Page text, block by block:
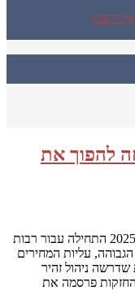
חשבון
להפוך את
כשנדל"ן, שוק ההון ושערי מטבע נפגשים שנת 2025 התחילה עבור רבות
עליות המחירים
שדרשה ניהול זהיר
פרסמה את